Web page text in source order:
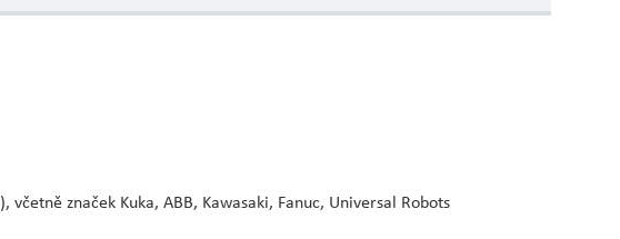
značek Kuka, ABB, Kawasaki, Fanuc, Universal Robots